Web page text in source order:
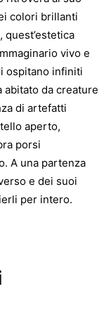
colori brillanti
quest’estetica
vivo e
ospitano infiniti
da creature
di artefatti
aperto,
porsi
A una partenza
e dei suoi
per intero.